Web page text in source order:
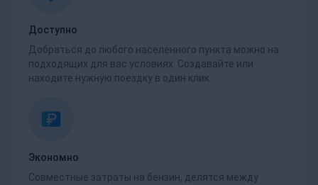
Доступно
Добраться до любого населенного пункта можно на
подходящих для вас условиях. Создавайте или
находите нужную поездку в один клик.
Экономно
Совместные затраты на бензин, делятся между